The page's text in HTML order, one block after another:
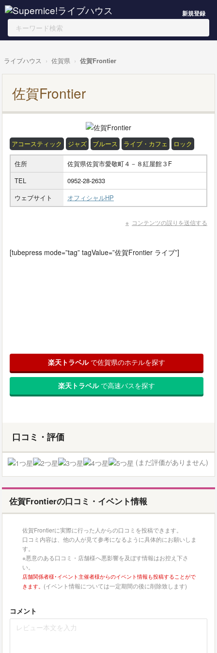
新規登録
ライブハウス 佐賀県 佐賀Frontier
佐賀Frontier
アコースティック ジャズ ブルース ライブ・カフェ ロック
住所
佐賀県佐賀市愛敬町４－８紅屋館３F
TEL
0952-28-2633
ウェブサイト
オフィシャルHP
コンテンツの誤りを送信する
[tubepress mode=”tag” tagValue=”佐賀Frontier ライブ”]
楽天トラベルで佐賀県のホテルを探す
楽天トラベルで高速バスを探す
口コミ・評価
(まだ評価がありません)
佐賀Frontierの口コミ・イベント情報
佐賀Frontierに実際に行った人からの口コミを投稿できます。
口コミ内容は、他の人が見て参考になるように具体的にお願いしま
す。
※悪意のある口コミ・店舗様へ悪影響を及ぼす情報はお控え下さ
い。
店舗関係者様･イベント主催者様からのイベント情報も投稿することがで
きます。 (イベント情報については一定期間の後に削除致します)
コメント